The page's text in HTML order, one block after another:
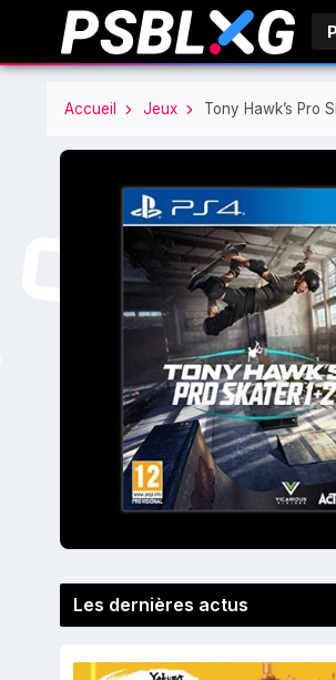
Accueil Jeux Tony Hawk’s Pro
Les dernières actus